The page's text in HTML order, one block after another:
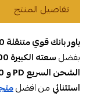
تفاصيل المنتج
باور بانك قوي متنقلة 10,000 امبير
بفضلسعته الكبيرة 10000 ملي أمبير
الشحن السريع PD و Qualcomm 3.0
استثنائي من افضل